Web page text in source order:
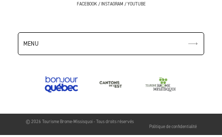
FACEBOOK/INSTAGRAM /YOUTUBE
MENU
© 2026 Tourisme Brome-Missisquoi - Tous droits réservés
Politique de confidentialité